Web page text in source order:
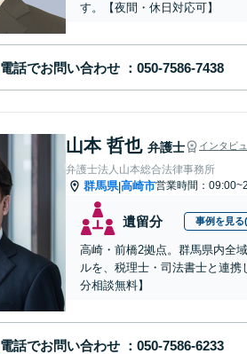
す。【夜間・休日対応可】
電話でお問い合わせ
山本 哲也 弁護士 インタビ
弁護士法人山本総合法律事務所
群馬県|高崎市営業時間：
遺留分 事例を見る
高崎・前橋2拠点。群馬県内全
ルを、税理士・司法書士と連
分相談無料】
電話でお問い合わせ